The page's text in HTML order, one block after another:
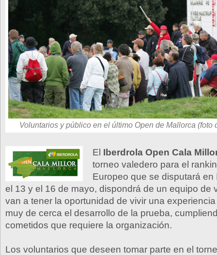
Voluntarios y público en el último Open de Mallorca (foto
El Iberdrola Open Cala
torneo valedero para el
Europeo que se disputará en
el 13 y el 16 de mayo, dispondrá de un equipo de
van a tener la oportunidad de vivir una
muy de cerca el desarrollo de la prueba,
cometidos que requiere la organización.
Los voluntarios que deseen tomar parte en el